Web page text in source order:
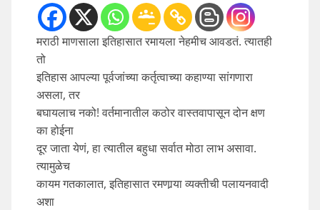
मराठी माणसाला इतिहासात रमायला नेहमीच आवडतं. त्यातही
तो
इतिहास आपल्या पूर्वजांच्या कर्तृत्वाच्या कहाण्या सांगणारा
असला, तर
बघायलाच नको! वर्तमानातील कठोर वास्तवापासून दोन क्षण
का होईना
दूर जाता येणं, हा त्यातील बहुधा सर्वात मोठा लाभ असावा.
त्यामुळेच
कायम गतकालात, इतिहासात रमणार्‍या व्यक्तीची पलायनवादी
अशा